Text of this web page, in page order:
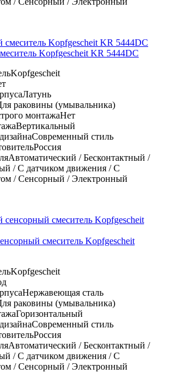
Kopfgescheit KR 5444DC
Kopfgescheit
Латунь
раковины (умывальника)
монтажаНет
Вертикальный
Современный стиль
Россия
Автоматический / Бесконтактный /
/ С датчиком движения / С
/ Сенсорный / Электронный
смеситель Kopfgescheit
Kopfgescheit
Нержавеющая сталь
раковины (умывальника)
Горизонтальный
Современный стиль
Россия
Автоматический / Бесконтактный /
/ С датчиком движения / С
/ Сенсорный / Электронный